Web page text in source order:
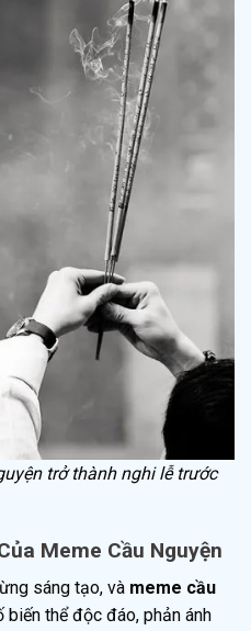
trở thành nghi lễ trước
Meme Cầu Nguyện
sáng tạo, và meme cầu
biến thể độc đáo, phản ánh